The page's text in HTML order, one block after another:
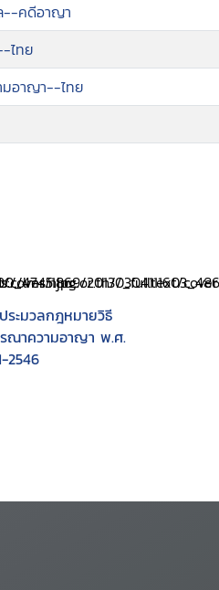
--คดีอาญา
ไทย
อาญา--ไทย
ระมวลกฎหมายวิธี
ณาความอาญา พ.ศ.
2546